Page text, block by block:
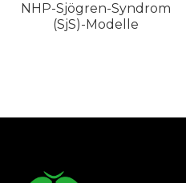
NHP-Sjögren-Syndrom
(SjS)-Modelle